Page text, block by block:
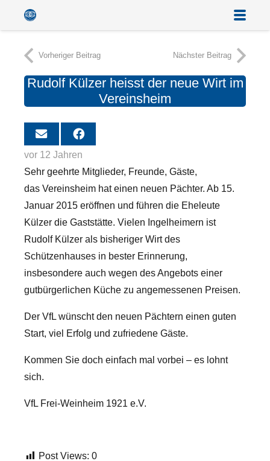
Vorheriger Beitrag Nächster Beitrag
Rudolf Külzer heisst der neue Wirt im
Vereinsheim
vor 12 Jahren
Sehr geehrte Mitglieder, Freunde, Gäste,
das Vereinsheim hat einen neuen Pächter. Ab 15.
Januar 2015 eröffnen und führen die Eheleute
Külzer die Gaststätte. Vielen Ingelheimern ist
Rudolf Külzer als bisheriger Wirt des
Schützenhauses in bester Erinnerung,
insbesondere auch wegen des Angebots einer
gutbürgerlichen Küche zu angemessenen Preisen.
Der VfL wünscht den neuen Pächtern einen guten
Start, viel Erfolg und zufriedene Gäste.
Kommen Sie doch einfach mal vorbei – es lohnt
sich.
VfL Frei-Weinheim 1921 e.V.
Post Views: 0